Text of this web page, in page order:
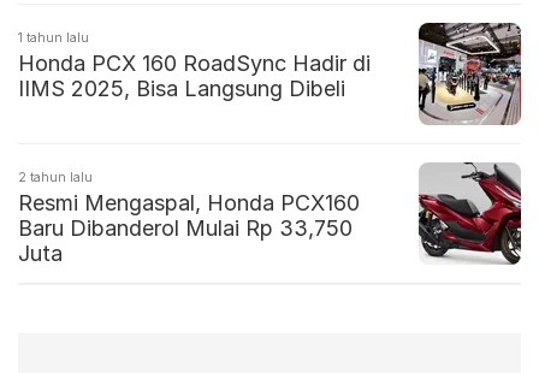
1 tahun lalu
Honda PCX 160 RoadSync Hadir di
IIMS 2025, Bisa Langsung Dibeli
2 tahun lalu
Resmi Mengaspal, Honda PCX160
Baru Dibanderol Mulai Rp 33,750
Juta